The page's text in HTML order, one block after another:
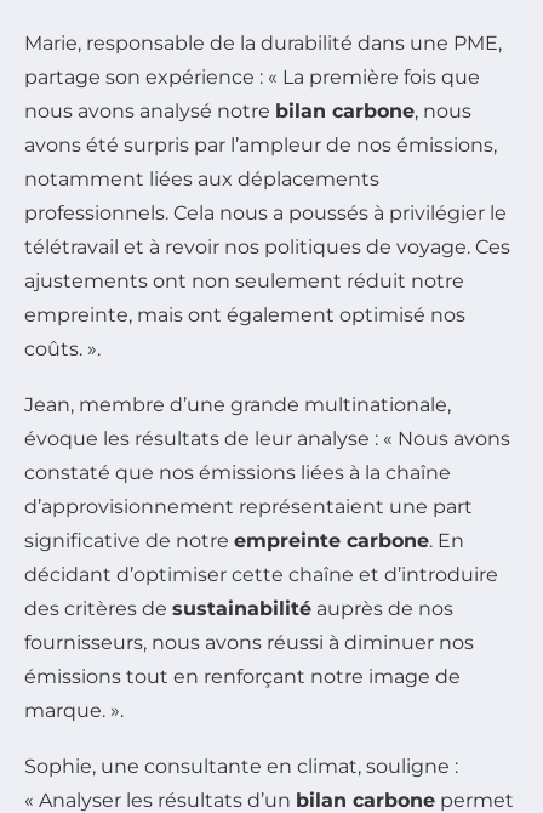
Marie, responsable de la durabilité dans une PME,
partage son expérience : « La première fois que
nous avons analysé notre bilan carbone, nous
avons été surpris par l’ampleur de nos émissions,
notamment liées aux déplacements
professionnels. Cela nous a poussés à privilégier le
télétravail et à revoir nos politiques de voyage. Ces
ajustements ont non seulement réduit notre
empreinte, mais ont également optimisé nos
coûts. ».
Jean, membre d’une grande multinationale,
évoque les résultats de leur analyse : « Nous avons
constaté que nos émissions liées à la chaîne
d’approvisionnement représentaient une part
significative de notre empreinte carbone. En
décidant d’optimiser cette chaîne et d’introduire
des critères de sustainabilité auprès de nos
fournisseurs, nous avons réussi à diminuer nos
émissions tout en renforçant notre image de
marque. ».
Sophie, une consultante en climat, souligne :
« Analyser les résultats d’un bilan carbone permet